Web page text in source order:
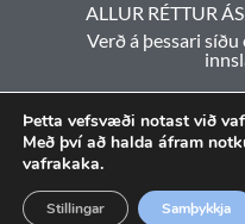
ALLUR RÉTTUR
Verð á þessari
Þetta vefsvæði notast við
Með því að halda áfram
vafrakaka.
Samþykkja
Stillingar